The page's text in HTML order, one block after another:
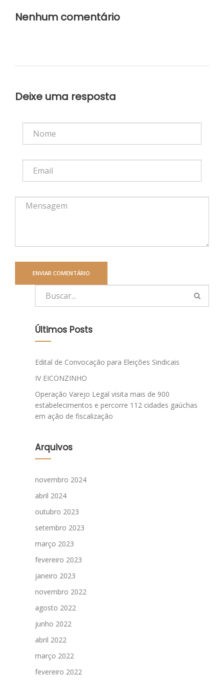
Nenhum comentário
Deixe uma resposta
Últimos Posts
Edital de Convocação para Eleições Sindicais
IV EICONZINHO
Operação Varejo Legal visita mais de 900
estabelecimentos e percorre 112 cidades gaúchas
em ação de fiscalização
Arquivos
novembro 2024
abril 2024
outubro 2023
setembro 2023
março 2023
fevereiro 2023
janeiro 2023
novembro 2022
agosto 2022
junho 2022
abril 2022
março 2022
fevereiro 2022